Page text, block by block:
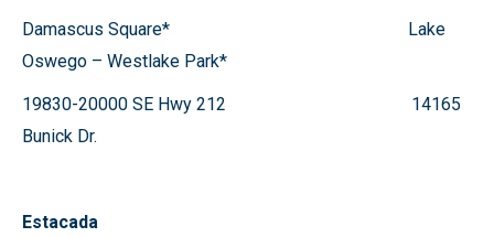
Damascus Square*
Lake
Oswego – Westlake Park*
19830-20000 SE Hwy 212 14165
Bunick Dr.
Estacada